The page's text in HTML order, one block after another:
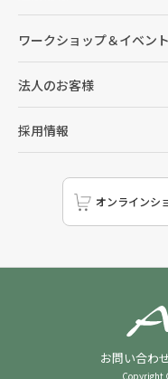
ワークショップ＆イベント
法人のお客様
採用情報
オンラインシ
お問い合わ
Copyright